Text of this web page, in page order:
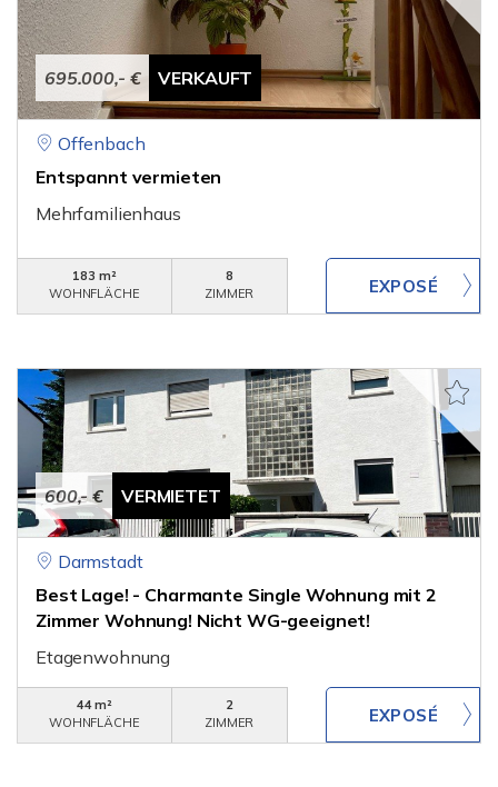
695.000,- € VERKAUFT
Offenbach
Entspannt vermieten
Mehrfamilienhaus
183 m²
WOHNFLÄCHE
8
ZIMMER
600,- € VERMIETET
Darmstadt
Best Lage! - Charmante Single Wohnung mit 2
Zimmer Wohnung! Nicht WG-geeignet!
Etagenwohnung
44 m²
WOHNFLÄCHE
2
ZIMMER